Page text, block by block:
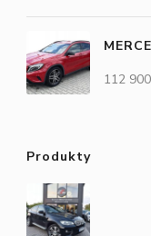
112
Produkty